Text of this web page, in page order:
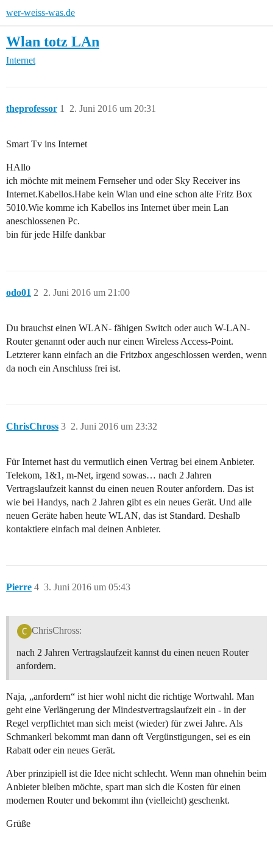
wer-weiss-was.de
Wlan totz LAn
Internet
theprofessor 2. Juni 2016 um 20:31
1
Smart Tv ins Internet
HAllo
ich möchte mit meinem Fernseher und oder Sky Receiver ins
Internet.Kabellos.Habe kein Wlan und eine schon alte Fritz Box
5010.Wie komme ich Kabellos ins Internet über mein Lan
aneschlossenen Pc.
bin für jede Hilfe dankbar
odo01 2. Juni 2016 um 21:00
2
Du brauchst einen WLAN- fähigen Switch oder auch W-LAN-
Router genannt oder auch nur einen Wireless Access-Point.
Letzterer kann einfach an die Fritzbox angeschlossen werden, wenn
da noch ein Anschluss frei ist.
ChrisChross 2. Juni 2016 um 23:32
3
Für Internet hast du vermutlich einen Vertrag bei einem Anbieter.
Telekom, 1&1, m-Net, irgend sowas… nach 2 Jahren
Vertragslaufzeit kannst du einen neuen Router anfordern. Das ist
wie bei Handys, nach 2 Jahren gibt es ein neues Gerät. Und alle
neuen Geräte haben heute WLAN, das ist Standard. Deshalb
kontaktiere einfach mal deinen Anbieter.
Pierre 3. Juni 2016 um 05:43
4
ChrisChross:
nach 2 Jahren Vertragslaufzeit kannst du einen neuen Router
anfordern.
Naja, „anfordern“ ist hier wohl nicht die richtige Wortwahl. Man
geht eine Verlängerung der Mindestvertragslaufzeit ein - in der
Regel verpflichtet man sich meist (wieder) für zwei Jahre. Als
Schmankerl bekommt man dann oft Vergünstigungen, sei es ein
Rabatt oder ein neues Gerät.
Aber prinzipiell ist die Idee nicht schlecht. Wenn man ohnehin beim
Anbieter bleiben möchte, spart man sich die Kosten für einen
modernen Router und bekommt ihn (vielleicht) geschenkt.
Grüße